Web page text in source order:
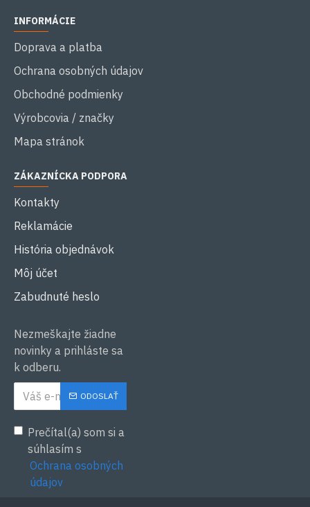
INFORMÁCIE
Doprava a platba
Ochrana osobných údajov
Obchodné podmienky
Výrobcovia / značky
Mapa stránok
ZÁKAZNÍCKA PODPORA
Kontakty
Reklamácie
História objednávok
Môj účet
Zabudnuté heslo
Nezmeškajte žiadne
novinky a prihláste sa
k odberu.
ODOSLAŤ
Prečítal(a) som si a
súhlasím s
Ochrana osobných
údajov